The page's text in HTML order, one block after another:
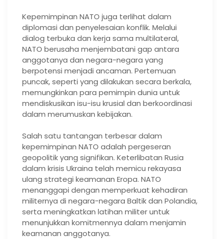
Kepemimpinan NATO juga terlihat dalam
diplomasi dan penyelesaian konflik. Melalui
dialog terbuka dan kerja sama multilateral,
NATO berusaha menjembatani gap antara
anggotanya dan negara-negara yang
berpotensi menjadi ancaman. Pertemuan
puncak, seperti yang dilakukan secara berkala,
memungkinkan para pemimpin dunia untuk
mendiskusikan isu-isu krusial dan berkoordinasi
dalam merumuskan kebijakan.
Salah satu tantangan terbesar dalam
kepemimpinan NATO adalah pergeseran
geopolitik yang signifikan. Keterlibatan Rusia
dalam krisis Ukraina telah memicu rekayasa
ulang strategi keamanan Eropa. NATO
menanggapi dengan memperkuat kehadiran
militernya di negara-negara Baltik dan Polandia,
serta meningkatkan latihan militer untuk
menunjukkan komitmennya dalam menjamin
keamanan anggotanya.